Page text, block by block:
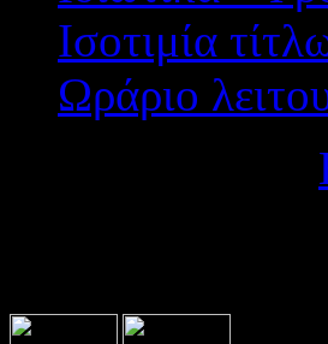
Ισοτιμία
Ωράριο